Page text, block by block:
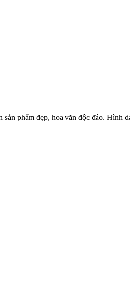
phẩm đẹp, hoa văn độc đáo. Hình